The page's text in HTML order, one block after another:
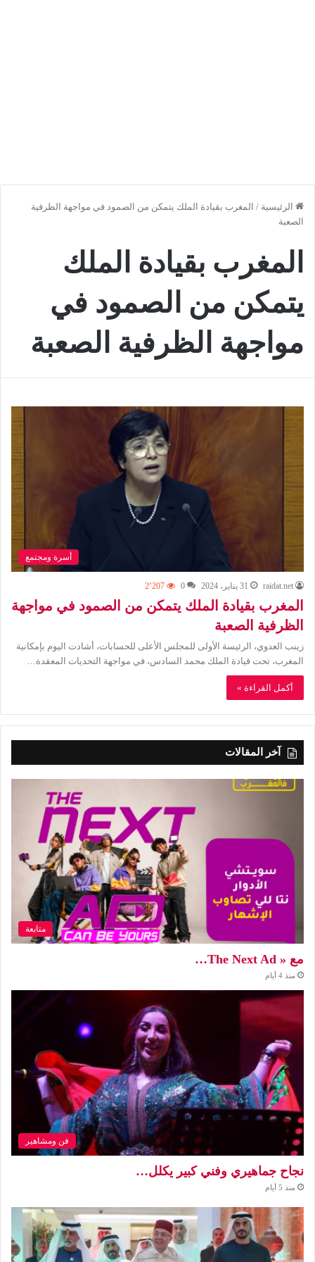
الرئيسية / المغرب بقيادة الملك يتمكن من الصمود في مواجهة الظرفية
الصعبة
المغرب بقيادة الملك
يتمكن من الصمود في
مواجهة الظرفية الصعبة
أسرة ومجتمع
raidat.net 31 يناير، 2024 0 2٬207
المغرب بقيادة الملك يتمكن من الصمود في مواجهة
الظرفية الصعبة
زينب العدوي، الرئيسة الأولى للمجلس الأعلى للحسابات، أشادت اليوم بإمكانية
المغرب، تحت قيادة الملك محمد السادس، في مواجهة التحديات المعقدة…
أكمل القراءة »
آخر المقالات
متابعة
مع « The Next Ad…
منذ 4 أيام
فن ومشاهير
نجاح جماهيري وفني كبير يكلل…
منذ 5 أيام